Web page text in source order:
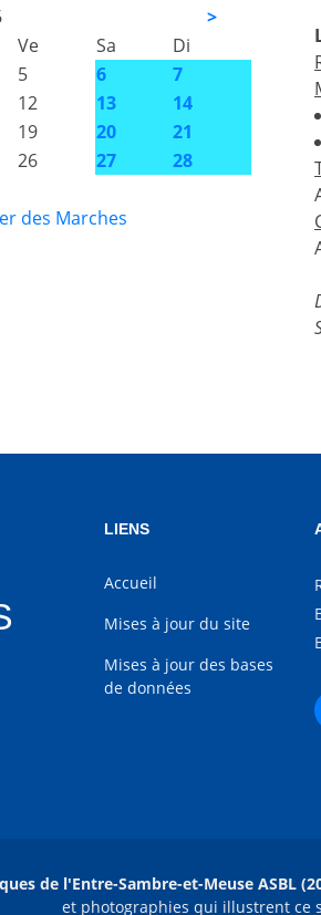
>
Ve Sa
Di
5 6
7
12 13
14
19 20
21
26 27
28
des Marches
LIENS
Accueil
Mises à jour du site
Mises à jour des bases
de données
de l'Entre-Sambre-et-Meuse ASBL
et photographies qui illustrent ce